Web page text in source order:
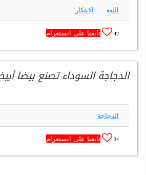
اللغة الابتكار
42 تابعنا على انستغرام
الدجاجة السوداء تصنع بيضا
الدجاجة
34 تابعنا على انستغرام